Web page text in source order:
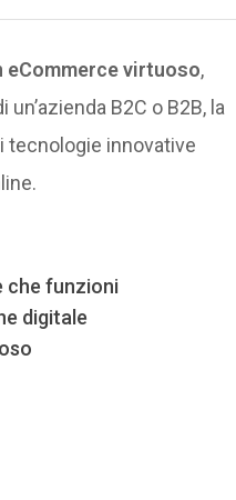
eCommerce virtuoso,
B2C o B2B, la
tecnologie innovative
che funzioni
digitale